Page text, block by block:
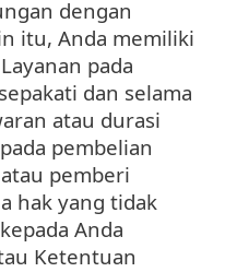
dengan
itu, Anda memiliki
pada
dan selama
atau durasi
pembelian
atau pemberi
hak yang tidak
Anda
Ketentuan